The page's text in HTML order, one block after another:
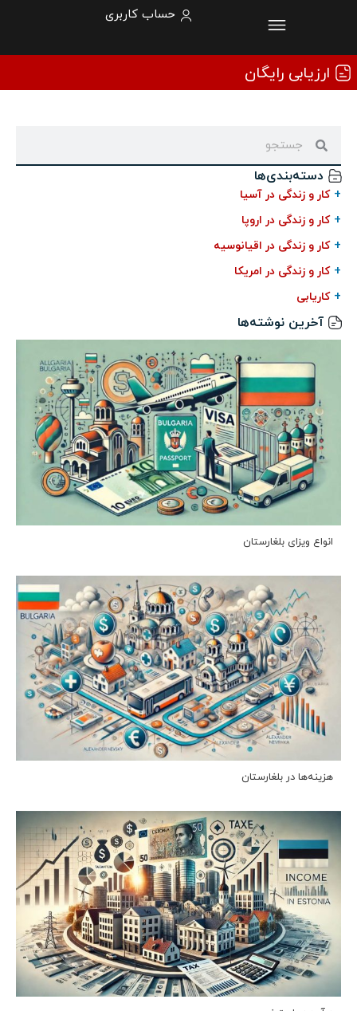
حساب کاربری
ارزیابی رایگان
دسته‌بندی‌ها
+ کار و زندگی در آسیا
+ کار و زندگی در اروپا
+ کار و زندگی در اقیانوسیه
+ کار و زندگی در امریکا
+ کاریابی
آخرین نوشته‌ها
انواع ویزای بلغارستان
هزینه‌ها در بلغارستان